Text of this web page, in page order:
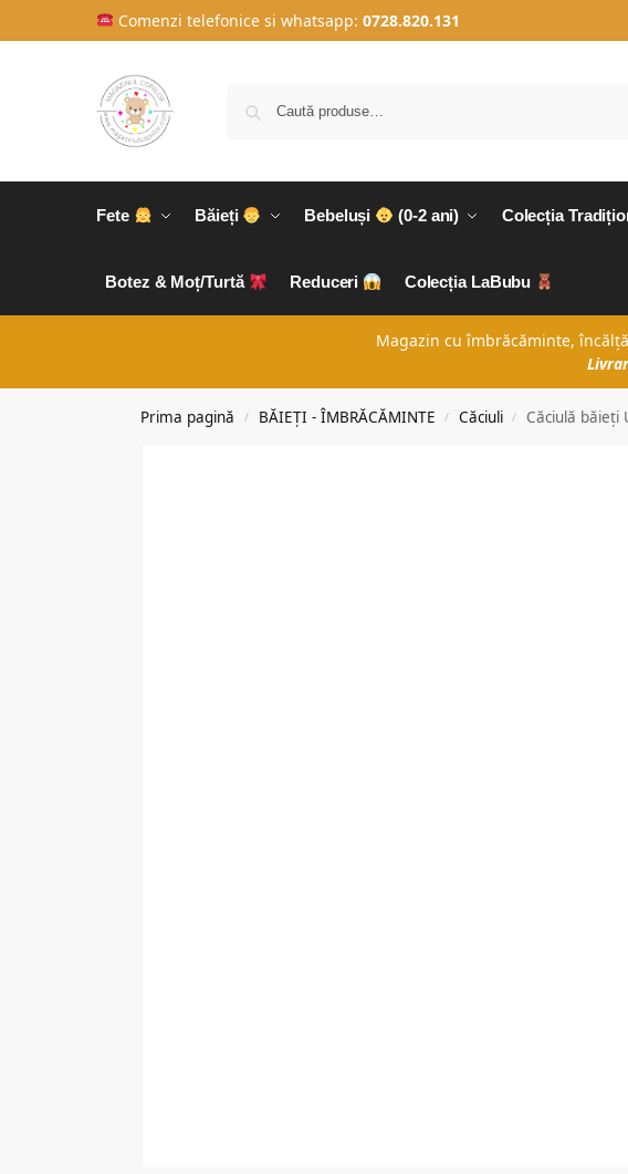
Comenzi telefonice si whatsapp: 0728.820.131
Fete Băieți Bebeluși (0-2 ani) Colecția
Botez & Moț/Turtă Reduceri Colecția LaBubu
Magazin cu îmbrăcăminte,
Prima pagină / BĂIEȚI - ÎMBRĂCĂMINTE / Căciuli / Căciulă băieți